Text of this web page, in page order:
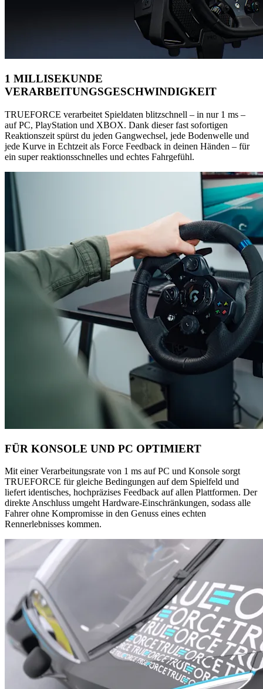
1 MILLISEKUNDE
VERARBEITUNGSGESCHWINDIGKEIT
TRUEFORCE verarbeitet Spieldaten blitzschnell – in nur 1 ms –
auf PC, PlayStation und XBOX. Dank dieser fast sofortigen
Reaktionszeit spürst du jeden Gangwechsel, jede Bodenwelle und
jede Kurve in Echtzeit als Force Feedback in deinen Händen – für
ein super reaktionsschnelles und echtes Fahrgefühl.
FÜR KONSOLE UND PC OPTIMIERT
Mit einer Verarbeitungsrate von 1 ms auf PC und Konsole sorgt
TRUEFORCE für gleiche Bedingungen auf dem Spielfeld und
liefert identisches, hochpräzises Feedback auf allen Plattformen. Der
direkte Anschluss umgeht Hardware-Einschränkungen, sodass alle
Fahrer ohne Kompromisse in den Genuss eines echten
Rennerlebnisses kommen.